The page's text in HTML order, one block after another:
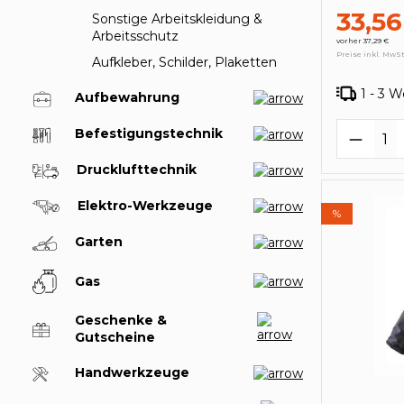
Sonstige Arbeitskleidung &
Arbeitsschutz
Aufkleber, Schilder, Plaketten
Aufbewahrung
Befestigungstechnik
Drucklufttechnik
Elektro-Werkzeuge
Garten
Gas
Geschenke &
Gutscheine
Handwerkzeuge
vorher 37,29 €
Preise inkl.
1 - 3
%